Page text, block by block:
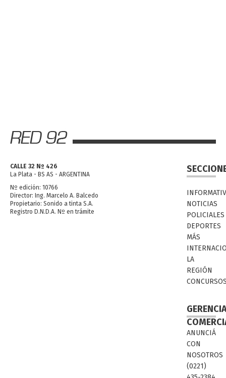
CALLE 32 Nº 426
La Plata - BS AS - ARGENTINA
Nº edición: 10766
Director: Ing. Marcelo A. Balcedo
Propietario: Sonido a tinta S.A.
Registro D.N.D.A. Nº en trámite
NOTICIAS
POLICIALES
DEPORTES
MÁS
LA
REGIÓN
ANUNCIÁ
CON
NOSOTROS
(0221)